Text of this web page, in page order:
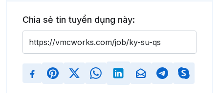
Chia sẻ tin tuyển dụng này: